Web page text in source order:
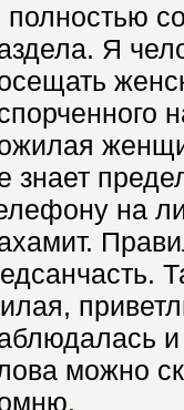
Я
знает
на
можно